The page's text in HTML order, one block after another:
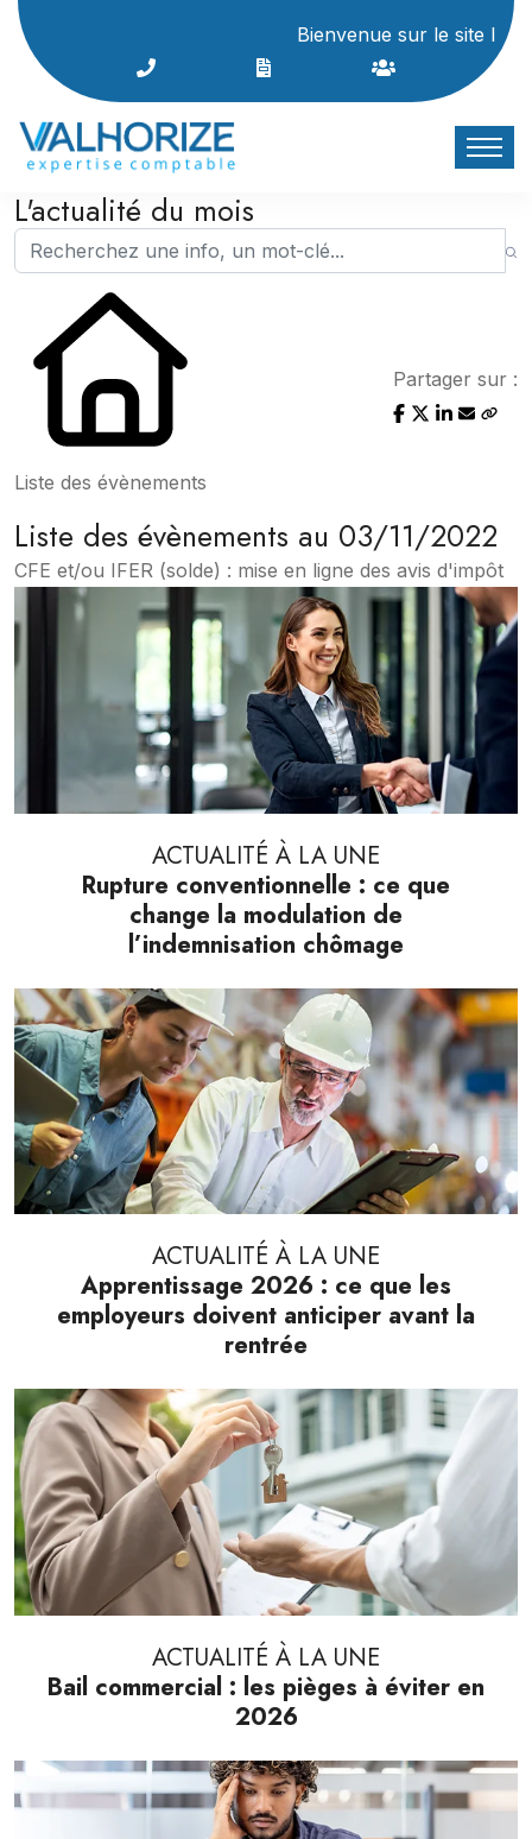
Bienvenue sur le site
L'actualité du mois
Liste des évènements
Partager sur :
Liste des évènements au 03/11/2022
CFE et/ou IFER (solde) : mise en ligne des avis d'impôt
ACTUALITÉ À LA UNE
Rupture conventionnelle : ce que
change la modulation de
l’indemnisation chômage
ACTUALITÉ À LA UNE
Apprentissage 2026 : ce que les
employeurs doivent anticiper avant la
rentrée
ACTUALITÉ À LA UNE
Bail commercial : les pièges à éviter en
2026